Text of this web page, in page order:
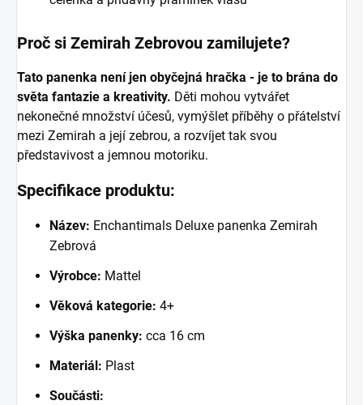
Proč si Zemirah Zebrovou zamilujete?
Tato panenka není jen obyčejná hračka - je to brána do
světa fantazie a kreativity. Děti mohou vytvářet
nekonečné množství účesů, vymýšlet příběhy o přátelství
mezi Zemirah a její zebrou, a rozvíjet tak svou
představivost a jemnou motoriku.
Specifikace produktu:
Název: Enchantimals Deluxe panenka Zemirah
Zebrová
Výrobce: Mattel
Věková kategorie: 4+
Výška panenky: cca 16 cm
Materiál: Plast
Součásti: